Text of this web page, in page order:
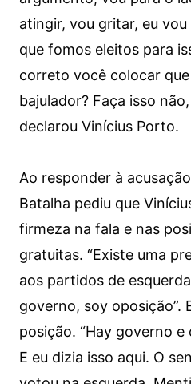
atingir, vou gritar, eu vou
que fomos eleitos para
correto você colocar
bajulador? Faça isso
declarou Vinícius Porto.
Ao responder à
Batalha pediu que
firmeza na fala e nas
gratuitas. “Existe uma
aos partidos de
governo, soy oposição”.
posição. “Hay governo e
E eu dizia isso aqui. O